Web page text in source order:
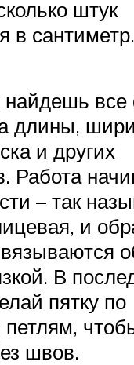
штук
в сантиметр.
найдешь
длины,
и других
Работа
– так
и
В
пятку по
швов.